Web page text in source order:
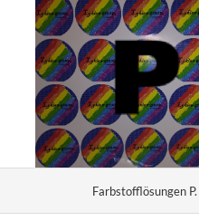
Farbstofflösungen P.